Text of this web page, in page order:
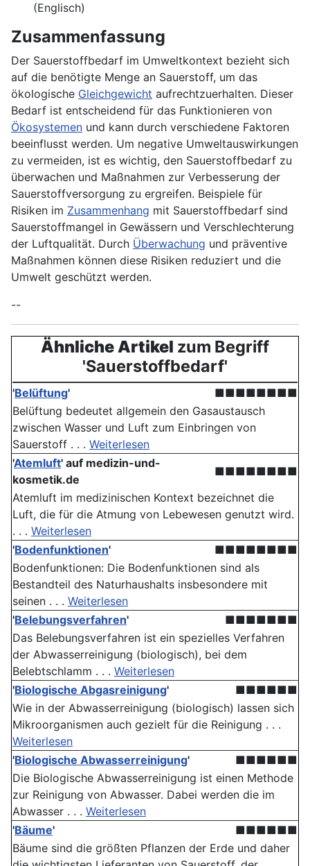
(Englisch)
Zusammenfassung
Der Sauerstoffbedarf im Umweltkontext bezieht sich
auf die benötigte Menge an Sauerstoff, um das
ökologische Gleichgewicht aufrechtzuerhalten. Dieser
Bedarf ist entscheidend für das Funktionieren von
Ökosystemen und kann durch verschiedene Faktoren
beeinflusst werden. Um negative Umweltauswirkungen
zu vermeiden, ist es wichtig, den Sauerstoffbedarf zu
überwachen und Maßnahmen zur Verbesserung der
Sauerstoffversorgung zu ergreifen. Beispiele für
Risiken im Zusammenhang mit Sauerstoffbedarf sind
Sauerstoffmangel in Gewässern und Verschlechterung
der Luftqualität. Durch Überwachung und präventive
Maßnahmen können diese Risiken reduziert und die
Umwelt geschützt werden.
--
Ähnliche Artikel zum Begriff
'Sauerstoffbedarf'
'Belüftung'
■■■■■■■■
Belüftung bedeutet allgemein den Gasaustausch
zwischen Wasser und Luft zum Einbringen von
Sauerstoff . . . Weiterlesen
'Atemluft' auf medizin-und-
kosmetik.de
■■■■■■■■
Atemluft im medizinischen Kontext bezeichnet die
Luft, die für die Atmung von Lebewesen genutzt wird.
. . . Weiterlesen
'Bodenfunktionen'
■■■■■■■■
Bodenfunktionen: Die Boden­funktionen sind als
Bestandteil des Naturhaushalts insbesondere mit
seinen . . . Weiterlesen
'Belebungsverfahren'
■■■■■■■
Das Belebungsverfahren ist ein spezielles Verfahren
der Abwasserreinigung (biologisch), bei dem
Belebtschlamm . . . Weiterlesen
'Biologische Abgasreinigung'
■■■■■■
Wie in der Abwasserreinigung (biologisch) lassen sich
Mikroorganismen auch gezielt für die Reinigung . . .
Weiterlesen
'Biologische Abwasserreinigung'
■■■■■■
Die Biologische Abwasserreinigung ist einen Methode
zur Reinigung von Abwasser. Dabei werden die im
Abwasser . . . Weiterlesen
'Bäume'
■■■■■■
Bäume sind die größten Pflanzen der Erde und daher